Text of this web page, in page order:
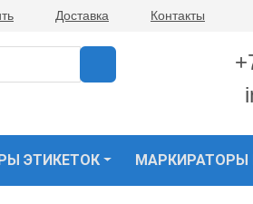
Доставка Контакты
ЭТИКЕТОК МАРКИРАТОРЫ